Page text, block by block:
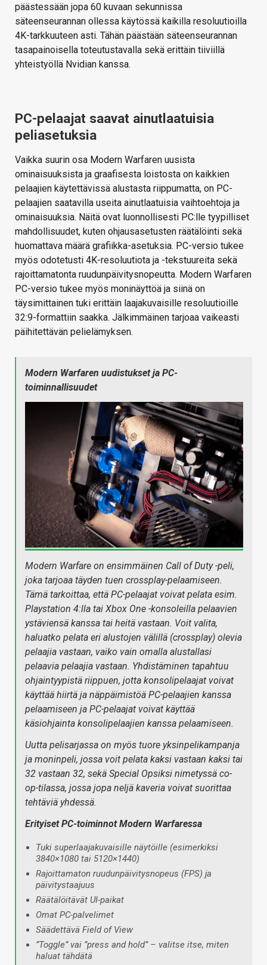
päästessään jopa 60 kuvaan sekunnissa
säteenseurannan ollessa käytössä kaikilla resoluutioilla
4K-tarkkuuteen asti. Tähän päästään säteenseurannan
tasapainoisella toteutustavalla sekä erittäin tiiviillä
yhteistyöllä Nvidian kanssa.
PC-pelaajat saavat ainutlaatuisia
peliasetuksia
Vaikka suurin osa Modern Warfaren uusista
ominaisuuksista ja graafisesta loistosta on kaikkien
pelaajien käytettävissä alustasta riippumatta, on PC-
pelaajien saatavilla useita ainutlaatuisia vaihtoehtoja ja
ominaisuuksia. Näitä ovat luonnollisesti PC:lle tyypilliset
mahdollisuudet, kuten ohjausasetusten räätälöinti sekä
huomattava määrä grafiikka-asetuksia. PC-versio tukee
myös odotetusti 4K-resoluutiota ja -tekstuureita sekä
rajoittamatonta ruudunpäivitysnopeutta. Modern Warfaren
PC-versio tukee myös moninäyttöä ja siinä on
täysimittainen tuki erittäin laajakuvaisille resoluutioille
32:9-formattiin saakka. Jälkimmäinen tarjoaa vaikeasti
päihitettävän pelielämyksen.
Modern Warfaren uudistukset ja PC-
toiminnallisuudet
Modern Warfare on ensimmäinen Call of Duty -peli,
joka tarjoaa täyden tuen crossplay-pelaamiseen.
Tämä tarkoittaa, että PC-pelaajat voivat pelata esim.
Playstation 4:lla tai Xbox One -konsoleilla pelaavien
ystäviensä kanssa tai heitä vastaan. Voit valita,
haluatko pelata eri alustojen välillä (crossplay) olevia
pelaajia vastaan, vaiko vain omalla alustallasi
pelaavia pelaajia vastaan. Yhdistäminen tapahtuu
ohjaintyypistä riippuen, jotta konsolipelaajat voivat
käyttää hiirtä ja näppäimistöä PC-pelaajien kanssa
pelaamiseen ja PC-pelaajat voivat käyttää
käsiohjainta konsolipelaajien kanssa pelaamiseen.
Uutta pelisarjassa on myös tuore yksinpelikampanja
ja moninpeli, jossa voit pelata kaksi vastaan kaksi tai
32 vastaan 32, sekä Special Opsiksi nimetyssä co-
op-tilassa, jossa jopa neljä kaveria voivat suorittaa
tehtäviä yhdessä.
Erityiset PC-toiminnot Modern Warfaressa
Tuki superlaajakuvaisille näytöille (esimerkiksi
3840×1080 tai 5120×1440)
Rajoittamaton ruudunpäivitysnopeus (FPS) ja
päivitystaajuus
Räätälöitävät UI-paikat
Omat PC-palvelimet
Säädettävä Field of View
”Toggle” vai ”press and hold” – valitse itse, miten
haluat tähdätä